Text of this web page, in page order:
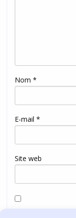
Nom *
E-mail *
Site web